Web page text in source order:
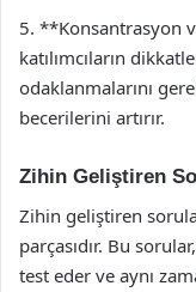
5. **Konsantrasyon
katılımcıların
odaklanmalarını
becerilerini artırır.
Zihin Geliştiren
Zihin geliştiren
parçasıdır. Bu
test eder ve aynı